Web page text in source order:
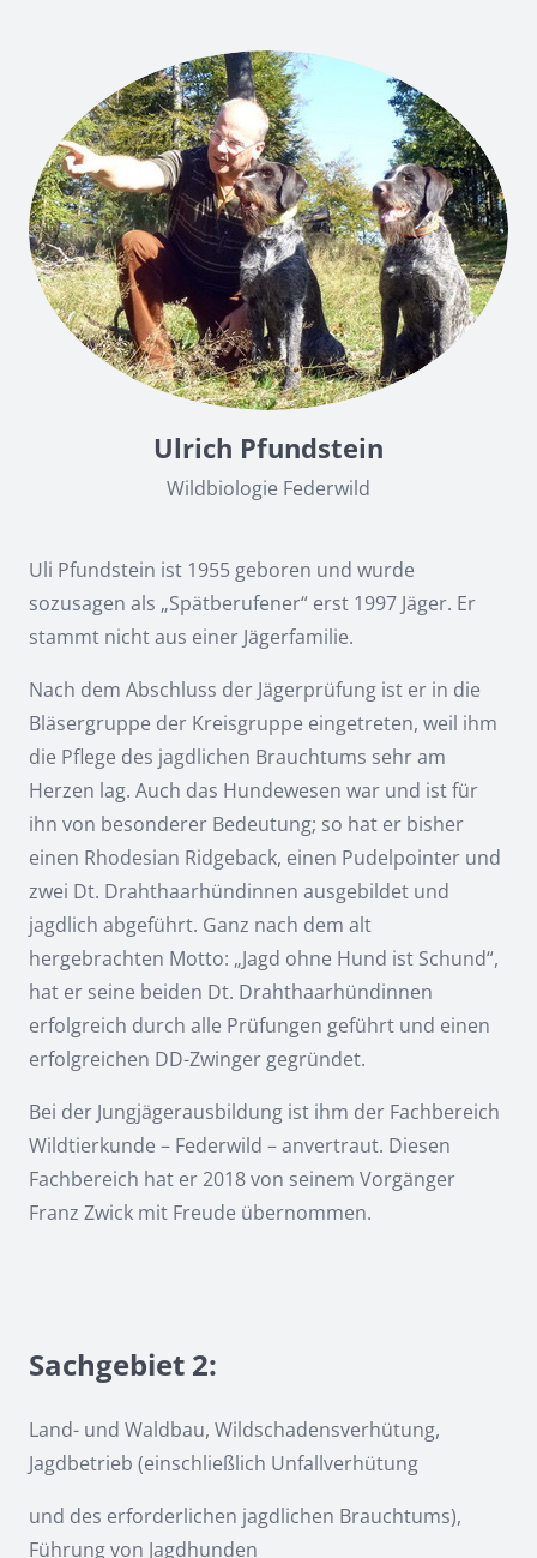
Ulrich Pfundstein
Wildbiologie Federwild
Uli Pfundstein ist 1955 geboren und wurde
sozusagen als „Spätberufener“ erst 1997 Jäger. Er
stammt nicht aus einer Jägerfamilie.
Nach dem Abschluss der Jägerprüfung ist er in die
Bläsergruppe der Kreisgruppe eingetreten, weil ihm
die Pflege des jagdlichen Brauchtums sehr am
Herzen lag. Auch das Hundewesen war und ist für
ihn von besonderer Bedeutung; so hat er bisher
einen Rhodesian Ridgeback, einen Pudelpointer und
zwei Dt. Drahthaarhündinnen ausgebildet und
jagdlich abgeführt. Ganz nach dem alt
hergebrachten Motto: „Jagd ohne Hund ist Schund“,
hat er seine beiden Dt. Drahthaarhündinnen
erfolgreich durch alle Prüfungen geführt und einen
erfolgreichen DD-Zwinger gegründet.
Bei der Jungjägerausbildung ist ihm der Fachbereich
Wildtierkunde – Federwild – anvertraut. Diesen
Fachbereich hat er 2018 von seinem Vorgänger
Franz Zwick mit Freude übernommen.
Sachgebiet 2:
Land- und Waldbau, Wildschadensverhütung,
Jagdbetrieb (einschließlich Unfallverhütung
und des erforderlichen jagdlichen Brauchtums),
Führung von Jagdhunden